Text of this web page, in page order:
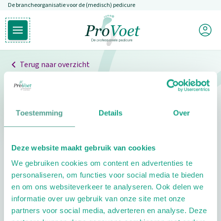
Toestemming Details Over
Deze website maakt gebruik van cookies
We gebruiken cookies om content en advertenties te
personaliseren, om functies voor social media te bieden
en om ons websiteverkeer te analyseren. Ook delen we
informatie over uw gebruik van onze site met onze
partners voor social media, adverteren en analyse. Deze
Overslaan en naar de inhoud gaan
De brancheorganisatie voor de (medisch) pedicure
Open hoofdmenu
Ga naar de homepagina
Mijn
Terug naar overzicht
Professionals
Pedicure niet gevonden
pedicure.